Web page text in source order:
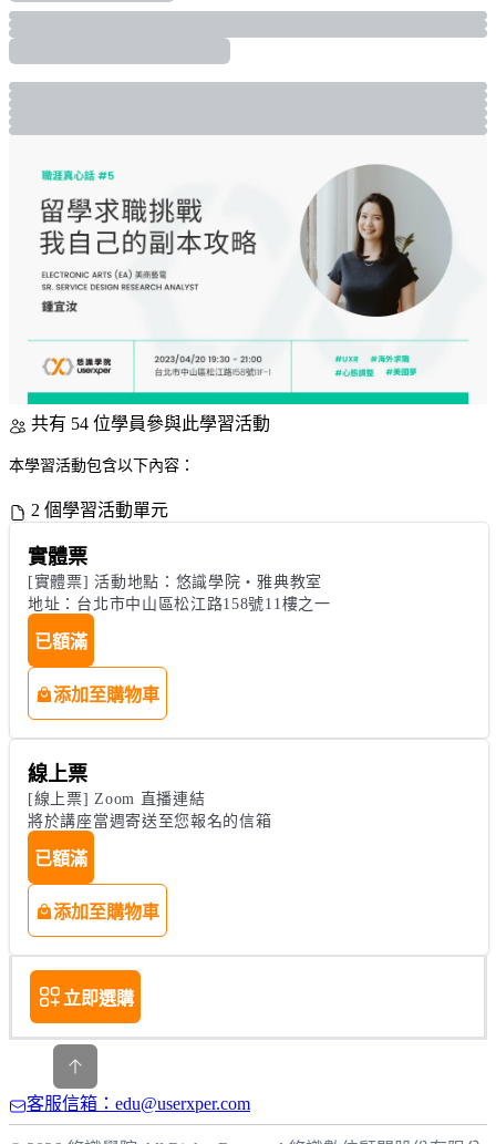
共有 54 位學員參與此學習活動
本學習活動包含以下內容：
2 個學習活動單元
實體票
[實體票] 活動地點：悠識學院・雅典教室
地址：台北市中山區松江路158號11樓之一
已額滿
添加至購物車
線上票
[線上票] Zoom 直播連結
將於講座當週寄送至您報名的信箱
已額滿
添加至購物車
立即選購
客服信箱：edu@userxper.com